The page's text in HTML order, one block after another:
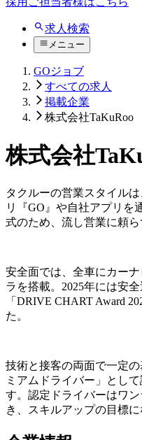
求人検索
メニュー
GOジョブ
すべての求人
掲載企業
株式会社TaKuRoo
株式会社
タクルーの営業スタイル
リ『GO』や自社アプリを
式のため、流し営業に頼ら
安全面では、全車にカー
ラを搭載。2025年には安
「DRIVE CHART Award
た。
技術と接客の両面で一定
ミアムドライバー」とし
す。認定ドライバーはワ
き、スキルアップの目標に